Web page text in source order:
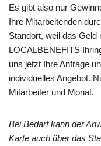
Es gibt also nur
Ihre Mitarbeitenden
Standort, weil das
LOCALBENEFITS
uns jetzt Ihre Anfrage
individuelles Angebot.
Mitarbeiter und Monat.
Bei Bedarf kann der
Karte auch über das